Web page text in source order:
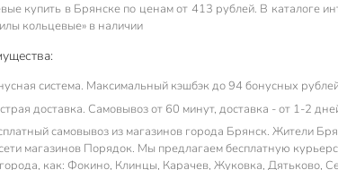
купить в Брянске по ценам от 413 рублей. В каталоге
кольцевые» в наличии
система. Максимальный кэшбэк до 94 бонусных
доставка. Самовывоз от 60 минут, доставка - от 1-2
самовывоз из магазинов города Брянск. Жители
магазинов Порядок. Мы предлагаем бесплатную
как: Фокино, Клинцы, Карачев, Жуковка, Дятьково,